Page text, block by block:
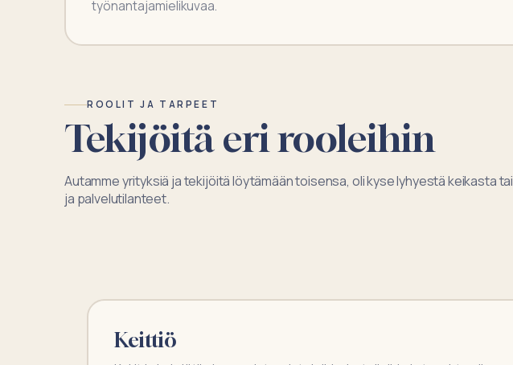
työnantajamielikuvaa.
ROOLIT JA TARPEET
Tekijöitä eri rooleihin
Autamme yrityksiä ja tekijöitä löytämään toisensa, oli kyse lyhyestä keikasta
ja palvelutilanteet.
Keittiö